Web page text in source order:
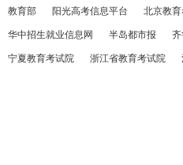
教育部 阳光高考信息平台 北京教
华中招生就业信息网 半岛都市报 齐
宁夏教育考试院 浙江省教育考试院